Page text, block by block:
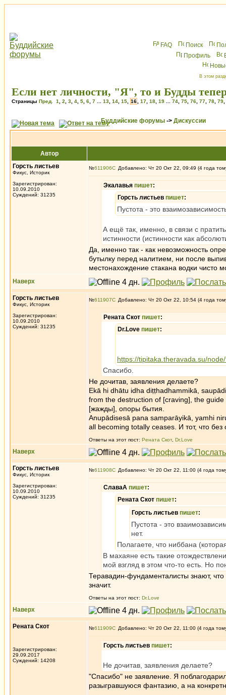
FAQ Поиск
Профиль
В этом
Если нет личности, "Я", то и Будды
Страницы Пред. 1 2 3 4 5 6 7 13 14 15 16 17 18 19 74 75 76 77 78 79
Буддийские форумы -> Дискуссии
Автор
Горсть листьев
Фикус, Историк
Зарегистрирован:
10.09.2010
Суждений: 31235
№611906 Добавлено: Чт 20 Окт 22, 09:49 (4 года
Экалавья пишет:
Горсть листьев пишет:
Пустота - это
А ещё так, именно, в связи с
истинности (истинности как
Да, именно так - как невозможность
бутылку перед налитием, ни после
местонахождение стакана водки
Наверх
Горсть листьев
Фикус, Историк
Зарегистрирован:
10.09.2010
Суждений: 31235
№611907 Добавлено: Чт 20 Окт 22, 10:54 (4 года
Рената Скот пишет:
Dr.Love пишет:
https://tipitaka.theravada.su/
Спасибо.
Не дочитав, заявления делаете?
Ekā hi dhātu idha diṭṭhadhammikā,
from the destruction of [craving], the
[жажды], опоры бытия.
Anupādisesā pana samparāyikā, yamhi
all becoming totally ceases. И тот, что
Ответы на этот пост: Рената Скот, Dr.Love
Наверх
Горсть листьев
Фикус, Историк
Зарегистрирован:
10.09.2010
Суждений: 31235
№611908 Добавлено: Чт 20 Окт 22, 11:00 (4 года
СлаваА пишет:
Рената Скот пишет:
Горсть листьев пишет:
Пустота - это
нет.
Полагаете, что ниббана
В махаяне есть такие
мой взгляд в этом что-то есть. Но
Теравадин-фундаменталисты знают, что
значит.
Ответы на этот пост: Dr.Love
Наверх
Рената Скот
Зарегистрирован:
29.09.2017
Суждений: 14208
№611909 Добавлено: Чт 20 Окт 22, 11:00 (4 года
Горсть листьев пишет:
Не дочитав, заявления делаете?
"Спасибо" не заявление. Я
разыгравшуюся фантазию, а на